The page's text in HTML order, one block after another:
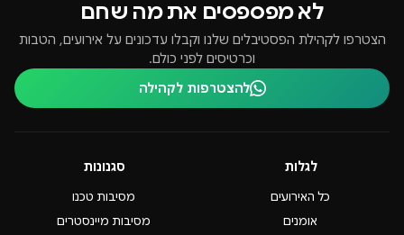
לא מפספסים את מה שחם
הצטרפו לקהילת הפסטיבלים שלנו וקבלו עדכונים על אירועים, הטבות
וכרטיסים לפני כולם.
להצטרפות לקהילה
לגלות
כל האירועים
אומנים
סגנונות
מסיבות טכנו
מסיבות מיינסטרים